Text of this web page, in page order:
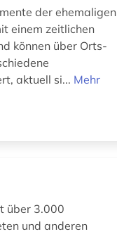
der ehemaligen
einem zeitlichen
können über Orts-
aktuell si... Mehr
über 3.000
und anderen